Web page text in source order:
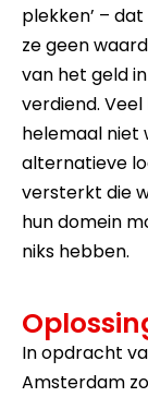
plekken’ –
ze geen
van het geld
verdiend.
helemaal niet
alternatieve
versterkt die
hun domein
niks hebben.
In opdracht
Amsterdam